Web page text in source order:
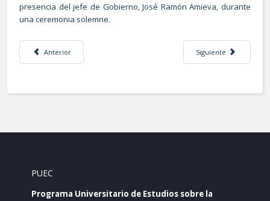
presencia del jefe de Gobierno, José Ramón Amieva, durante
una ceremonia solemne.
Artículo anterior: Participación en Segundo Coloquio Internet y
Anterior Artículo siguiente:
Siguiente
PUEC
Programa Universitario de Estudios sobre la